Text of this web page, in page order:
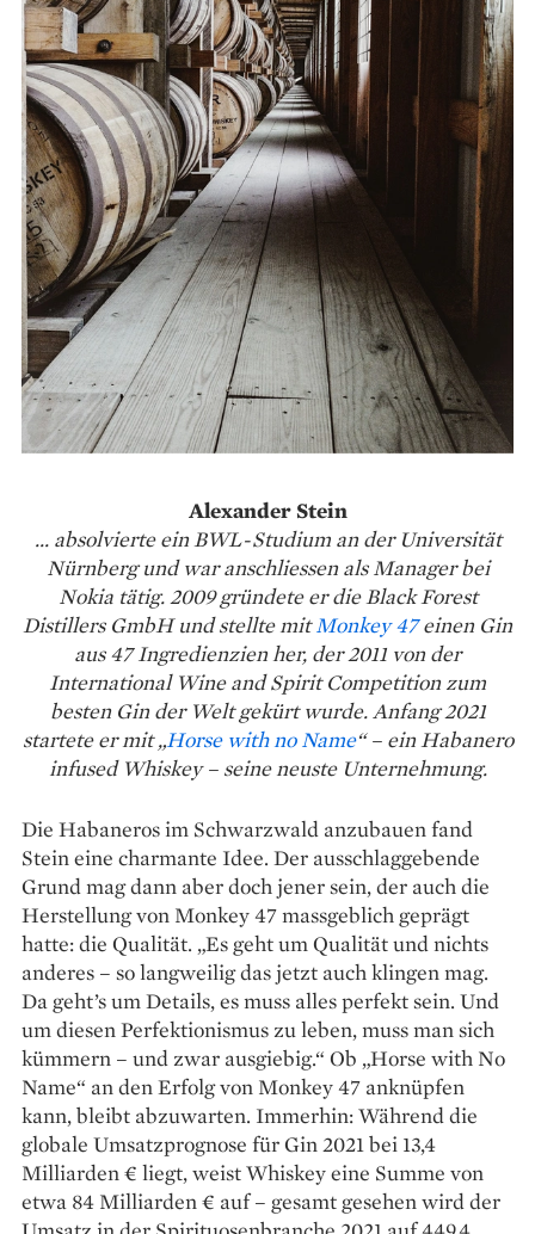
Alexander Stein
... absolvierte ein BWL-Studium an der Universität
Nürnberg und war anschliessen als Manager bei
Nokia tätig. 2009 gründete er die Black Forest
Distillers GmbH und stellte mitMonkey 47einen Gin
aus 47 Ingredienzien her, der 2011 von der
International Wine and Spirit Competition zum
besten Gin der Welt gekürt wurde. Anfang 2021
startete er mit „Horse with no Name“ – ein Habanero
infused Whiskey – seine neuste Unternehmung.
Die Habaneros im Schwarzwald anzubauen fand
Stein eine charmante Idee. Der ausschlaggebende
Grund mag dann aber doch jener sein, der auch die
Herstellung von Monkey 47 massgeblich geprägt
hatte: die Qualität. „Es geht um Qualität und nichts
anderes – so langweilig das jetzt auch klingen mag.
Da geht’s um Details, es muss alles perfekt sein. Und
um diesen Perfektionismus zu leben, muss man sich
kümmern – und zwar ausgiebig.“ Ob „Horse with No
Name“ an den Erfolg von Monkey 47 anknüpfen
kann, bleibt abzuwarten. Immerhin: Während die
globale Umsatzprognose für Gin 2021 bei 13,4
Milliarden € liegt, weist Whiskey eine Summe von
etwa 84 Milliarden € auf – gesamt gesehen wird der